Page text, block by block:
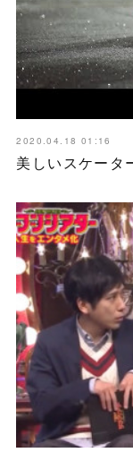
2020.04.18 01:16
美しいスケータ